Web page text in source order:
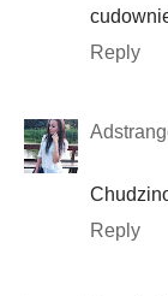
Reply
Reply